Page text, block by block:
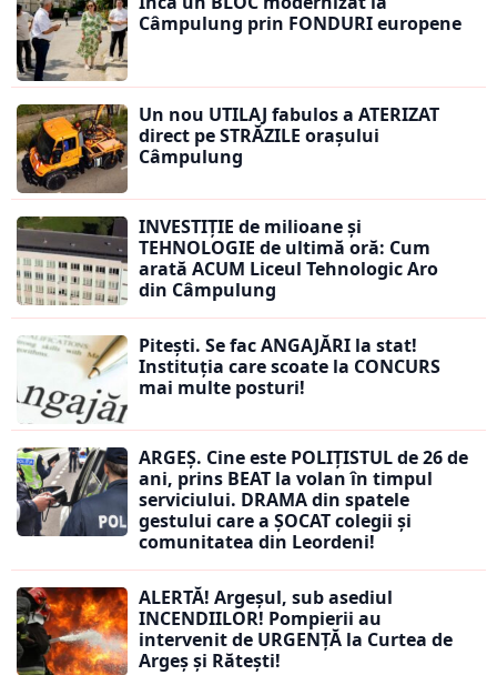
Câmpulung prin FONDURI europene
Un nou UTILAJ fabulos a ATERIZAT
direct pe STRĂZILE orașului
Câmpulung
INVESTIȚIE de milioane și
TEHNOLOGIE de ultimă oră: Cum
arată ACUM Liceul Tehnologic Aro
din Câmpulung
Pitești. Se fac ANGAJĂRI la stat!
Instituția care scoate la CONCURS
mai multe posturi!
ARGEȘ. Cine este POLIȚISTUL de 26 de
ani, prins BEAT la volan în timpul
serviciului. DRAMA din spatele
gestului care a ȘOCAT colegii și
comunitatea din Leordeni!
ALERTĂ! Argeșul, sub asediul
INCENDIILOR! Pompierii au
intervenit de URGENȚĂ la Curtea de
Argeș și Rătești!